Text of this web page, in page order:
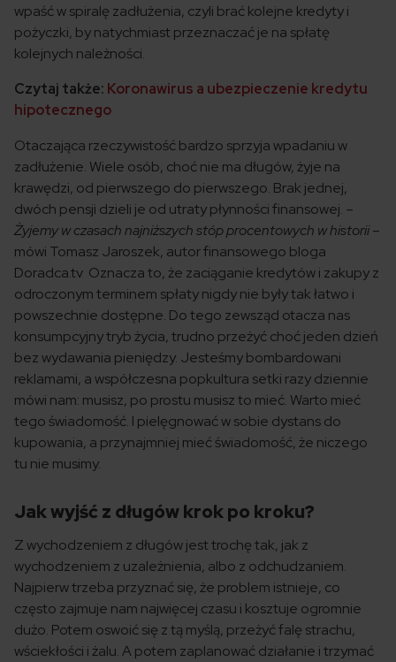
wpaść w spiralę zadłużenia, czyli brać kolejne kredyty i
pożyczki, by natychmiast przeznaczać je na spłatę
kolejnych należności.
Czytaj także: Koronawirus a ubezpieczenie kredytu
hipotecznego
Otaczająca rzeczywistość bardzo sprzyja wpadaniu w
zadłużenie. Wiele osób, choć nie ma długów, żyje na
krawędzi, od pierwszego do pierwszego. Brak jednej,
dwóch pensji dzieli je od utraty płynności finansowej. –
Żyjemy w czasach najniższych stóp procentowych w historii–
mówi Tomasz Jaroszek, autor finansowego bloga
Doradca.tv Oznacza to, że zaciąganie kredytów i zakupy z
odroczonym terminem spłaty nigdy nie były tak łatwo i
powszechnie dostępne. Do tego zewsząd otacza nas
konsumpcyjny tryb życia, trudno przeżyć choć jeden dzień
bez wydawania pieniędzy. Jesteśmy bombardowani
reklamami, a współczesna popkultura setki razy dziennie
mówi nam: musisz, po prostu musisz to mieć. Warto mieć
tego świadomość. I pielęgnować w sobie dystans do
kupowania, a przynajmniej mieć świadomość, że niczego
tu nie musimy.
Jak wyjść z długów krok po kroku?
Z wychodzeniem z długów jest trochę tak, jak z
wychodzeniem z uzależnienia, albo z odchudzaniem.
Najpierw trzeba przyznać się, że problem istnieje, co
często zajmuje nam najwięcej czasu i kosztuje ogromnie
dużo. Potem oswoić się z tą myślą, przeżyć falę strachu,
wściekłości i żalu. A potem zaplanować działanie i trzymać